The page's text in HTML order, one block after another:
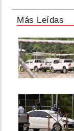
Más Leídas